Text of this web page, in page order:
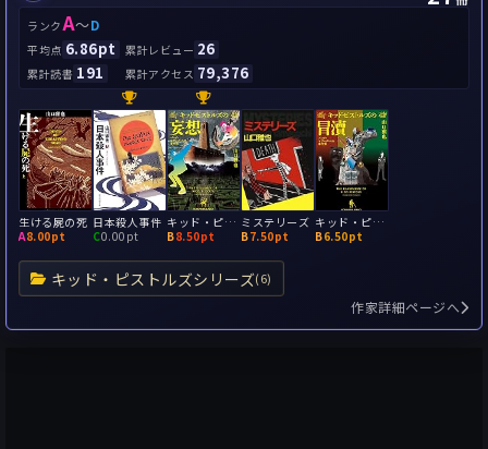
ランクA～D
平均点 6.86pt 累計レビュー 26
累計読書 191 累計アクセス 79,376
キッド・ピストルズシリーズ(6)
生ける屍の死
A8.00pt
日本殺人事件
C0.00pt
キッド・ピストルズの妄想
B8.50pt
ミステリーズ
B7.50pt
キッド・ピストルズの冒瀆 パンク=マザーグースの事件簿
B6.50pt
作家詳細ページへ